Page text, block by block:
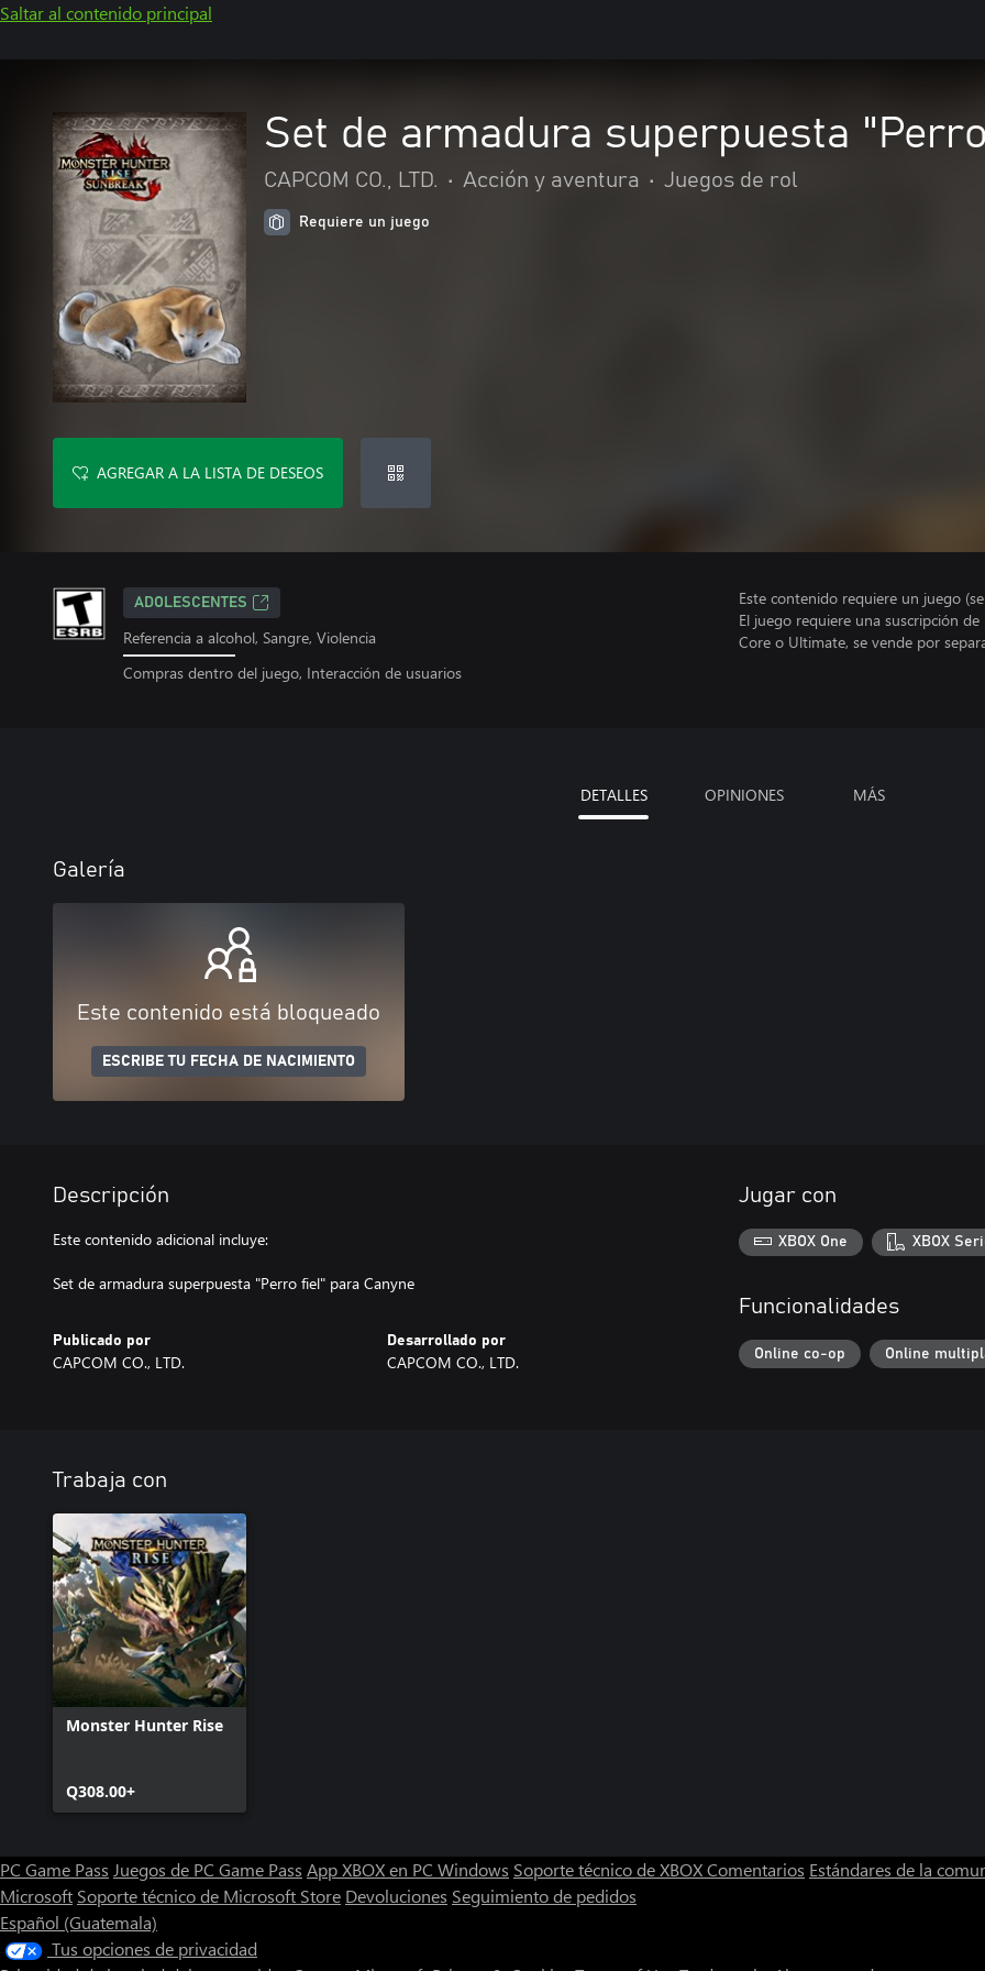
Saltar al contenido principal
Set de armadura superpuesta
CAPCOM CO., LTD. • Acción y aventura • Juegos de rol
Requiere un juego
AGREGAR A LA LISTA DE DESEOS
ADOLESCENTES
Referencia a alcohol, Sangre, Violencia
Compras dentro del juego, Interacción de usuarios
Este contenido requiere un juego
El juego requiere una suscripción
Core o Ultimate, se vende por
DETALLES OPINIONES MÁS
Galería
Este contenido está bloqueado
ESCRIBE TU FECHA DE NACIMIENTO
Descripción
Este contenido adicional incluye:
Set de armadura superpuesta "Perro fiel" para Canyne
Publicado por
CAPCOM CO., LTD.
Desarrollado por
CAPCOM CO., LTD.
Jugar con
XBOX One XBOX
Funcionalidades
Online co-op Online
Trabaja con
Monster Hunter Rise
Q308.00+
PC Game Pass Juegos de PC Game Pass App XBOX en PC Windows Soporte técnico de XBOXComentarios Estándares de la
Microsoft Soporte técnico de Microsoft Store Devoluciones Seguimiento de pedidos
Español (Guatemala)
Tus opciones de privacidad